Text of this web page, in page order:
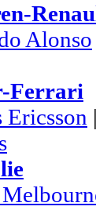
Alonso
Ferrari
Ericsson |